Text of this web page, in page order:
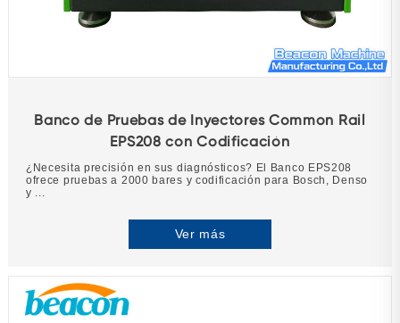
Banco de Pruebas de Inyectores Common Rail
EPS208 con Codificación
¿Necesita precisión en sus diagnósticos? El Banco EPS208
ofrece pruebas a 2000 bares y codificación para Bosch, Denso
y ...
Ver más